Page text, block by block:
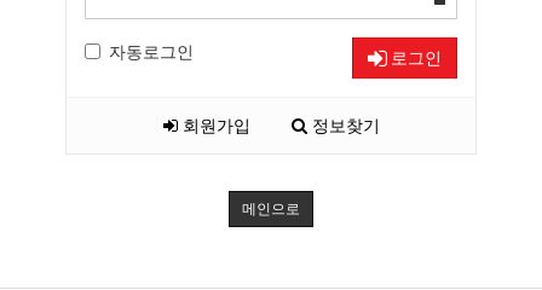
자동로그인 로그인
회원가입 정보찾기
메인으로